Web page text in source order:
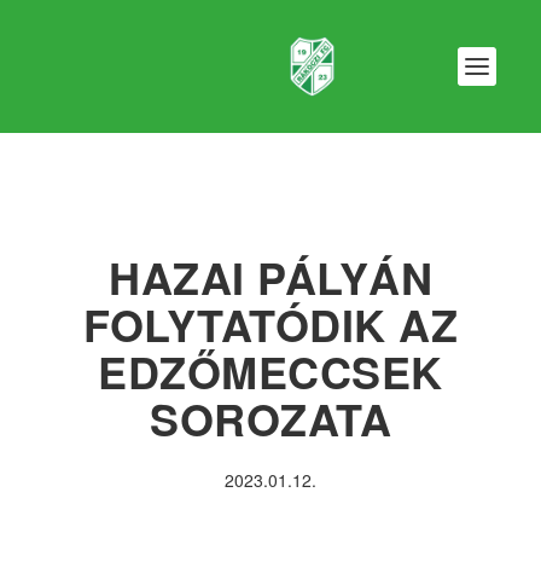
HAZAI PÁLYÁN
FOLYTATÓDIK AZ
EDZŐMECCSEK
SOROZATA
2023.01.12.